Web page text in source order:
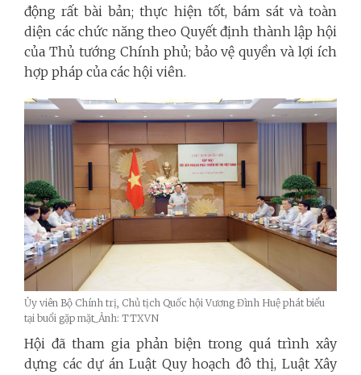
động rất bài bản; thực hiện tốt, bám sát và toàn
diện các chức năng theo Quyết định thành lập hội
của Thủ tướng Chính phủ; bảo vệ quyền và lợi ích
hợp pháp của các hội viên.
Ủy viên Bộ Chính trị, Chủ tịch Quốc hội Vương Đình Huệ phát biểu
tại buổi gặp mặt_Ảnh: TTXVN
Hội đã tham gia phản biện trong quá trình xây
dựng các dự án Luật Quy hoạch đô thị, Luật Xây